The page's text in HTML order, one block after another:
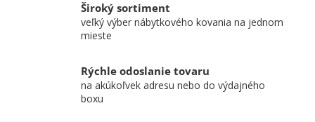
Široký sortiment
veľký výber nábytkového kovania na jednom
mieste
Rýchle odoslanie tovaru
na akúkoľvek adresu nebo do výdajného
boxu